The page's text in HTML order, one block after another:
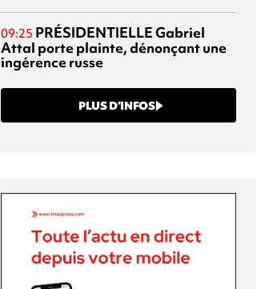
09:25 PRÉSIDENTIELLEGabriel
Attal porte plainte, dénonçant une
ingérence russe
PLUS D’INFOS